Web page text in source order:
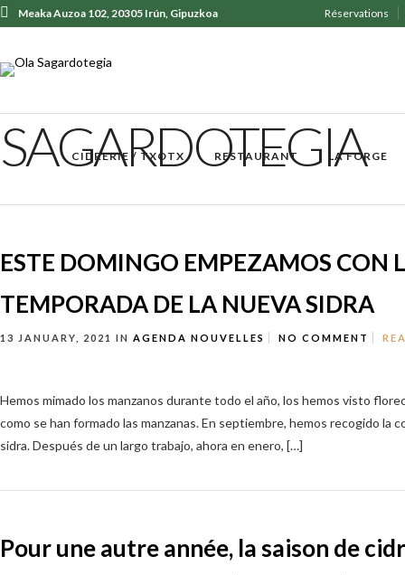
Réservations
Meaka Auzoa 102, 20305 Irún, Gipuzkoa
CIDRERIE / TXOTX RESTAURANT LA FORGE
SAGARDOTEGIA
ESTE DOMINGO EMPEZAMOS CON
TEMPORADA DE LA NUEVA SIDRA
13 JANUARY, 2021 IN AGENDA NOUVELLES NO COMMENT
Hemos mimado los manzanos durante todo el año, los hemos visto
como se han formado las manzanas. En septiembre, hemos recogido la
sidra. Después de un largo trabajo, ahora en enero, […]
Pour une autre année, la saison de